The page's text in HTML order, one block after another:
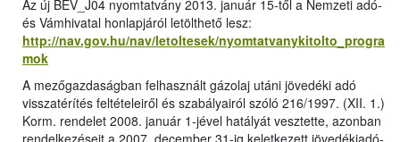
Az új BEV_J04 nyomtatvány 2013. január 15-től a Nemzeti adó-
és Vámhivatal honlapjáról letölthető lesz:
http://nav.gov.hu/nav/letoltesek/nyomtatvanykitolto_progra
mok
A mezőgazdaságban felhasznált gázolaj utáni jövedéki adó
visszatérítés feltételeiről és szabályairól szóló 216/1997. (XII. 1.)
Korm. rendelet 2008. január 1-jével hatályát vesztette, azonban